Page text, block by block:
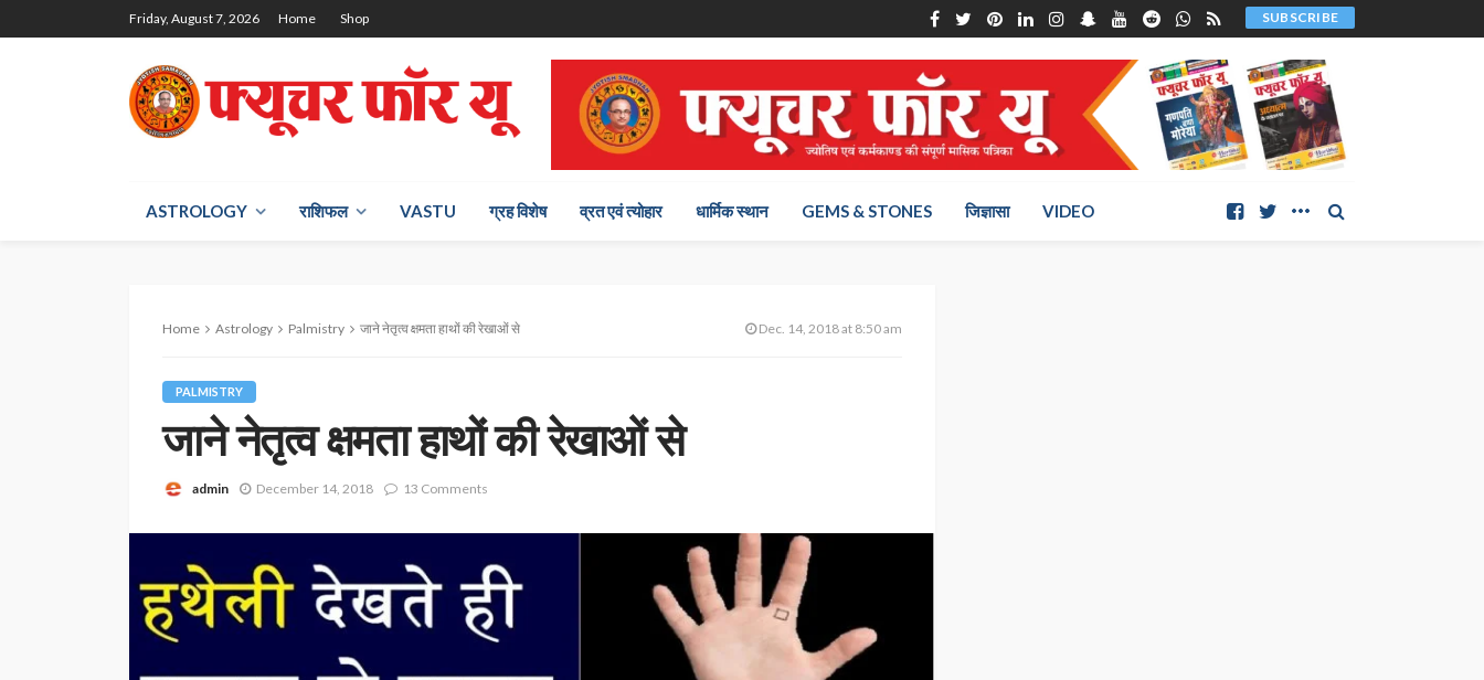
Friday, August 7, 2026 Home Shop SUBSCRIBE
ASTROLOGY राश‍िफल VASTU ग्रह विशेष व्रत एवं त्योहार धार्मिक स्थान GEMS & STONES जिज्ञासा VIDEO
Home Astrology Palmistry जाने नेतृत्व क्षमता हाथों की रेखाओं से Dec. 14, 2018 at 8:50 am
PALMISTRY
जाने नेतृत्व क्षमता हाथों की रेखाओं से
admin December 14, 2018 13 Comments